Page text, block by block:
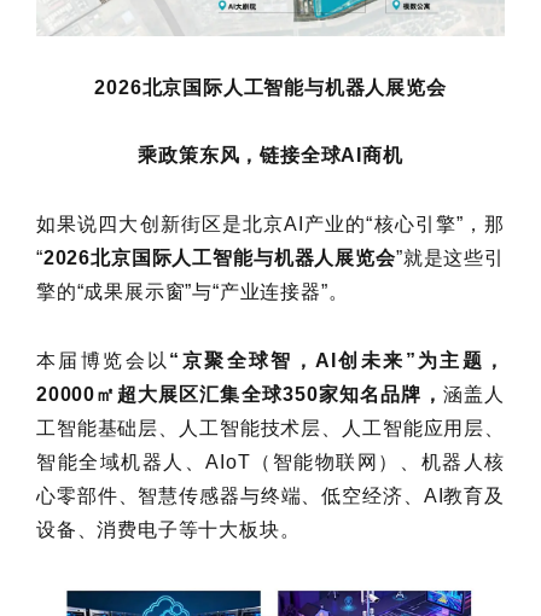
2026北京国际人工智能与机器人展览会
乘政策东风，链接全球AI商机
如果说四大创新街区是北京AI产业的“核心引擎”，那
“2026北京国际人工智能与机器人展览会”就是这些引
擎的“成果展示窗”与“产业连接器”。
本届博览会以 “京聚全球智，AI创未来”为主题，
20000㎡超大展区汇集全球350家知名品牌， 涵盖人
工智能基础层、人工智能技术层、人工智能应用层、
智能全域机器人、AIoT（智能物联网）、机器人核
心零部件、智慧传感器与终端、低空经济、AI教育及
设备、消费电子等十大板块。